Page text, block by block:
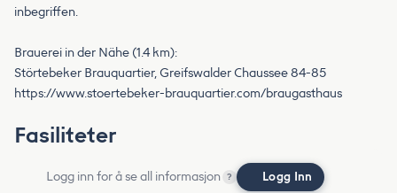
inbegriffen.
Brauerei in der Nähe (1.4 km):
Störtebeker Brauquartier, Greifswalder Chaussee 84-85
https://www.stoertebeker-brauquartier.com/braugasthaus
Fasiliteter
Logg inn for å se all informasjon ? Logg Inn